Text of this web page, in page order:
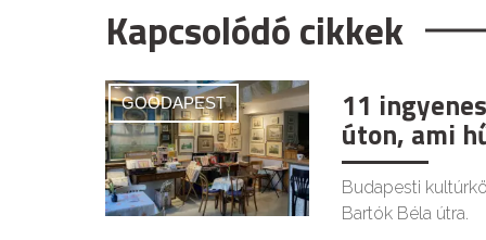
Kapcsolódó cikkek
GOODAPEST 11
úton, ami
Budapesti
Bartók Béla útra.